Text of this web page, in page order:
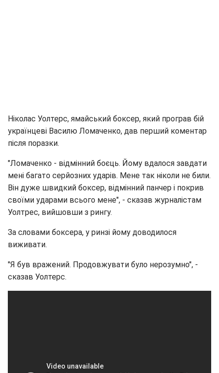
Ніколас Уолтерс, ямайський боксер, який програв бій
українцеві Василю Ломаченко, дав перший коментар
після поразки.
"Ломаченко - відмінний боєць. Йому вдалося завдати
мені багато серйозних ударів. Мене так ніколи не били.
Він дуже швидкий боксер, відмінний панчер і покрив
своїми ударами всього мене", - сказав журналістам
Уолтрес, вийшовши з рингу.
За словами боксера, у ринзі йому доводилося
виживати.
"Я був вражений. Продовжувати було нерозумно", -
сказав Уолтерс.